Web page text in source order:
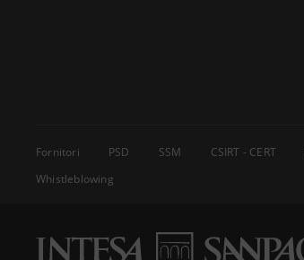
Fornitori PSD SSM CSIRT - CERT
Whistleblowing